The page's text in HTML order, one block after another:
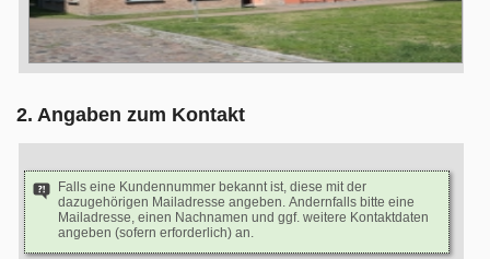
2. Angaben zum Kontakt
Falls eine Kundennummer bekannt ist, diese mit der
dazugehörigen Mailadresse angeben. Andernfalls bitte eine
Mailadresse, einen Nachnamen und ggf. weitere Kontaktdaten
angeben (sofern erforderlich) an.